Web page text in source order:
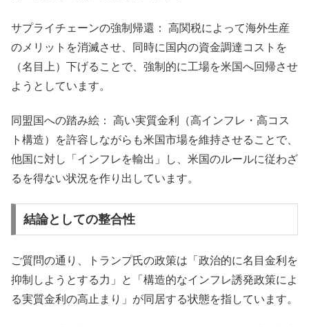
サプライチェーンの強制帰還： 高関税によって海外生産
のメリットを消滅させ、同時に国内の資金調達コストを
（名目上）下げることで、強制的に工場を米国へ回帰させ
ようとしています。
同盟国への踏み絵： 高い実質金利（高インフレ・高コス
ト構造）を許容しながらも米国市場を維持させることで、
他国に対し「インフレを輸出」し、米国のルールに従わざ
るを得ない状況を作り出しています。
結論としての整合性
ご質問の通り、トランプ氏の政策は「政治的に名目金利を
抑制しようとする力」と「構造的なインフレ誘発政策によ
る実質金利の高止まり」が同居する状態を指しています。